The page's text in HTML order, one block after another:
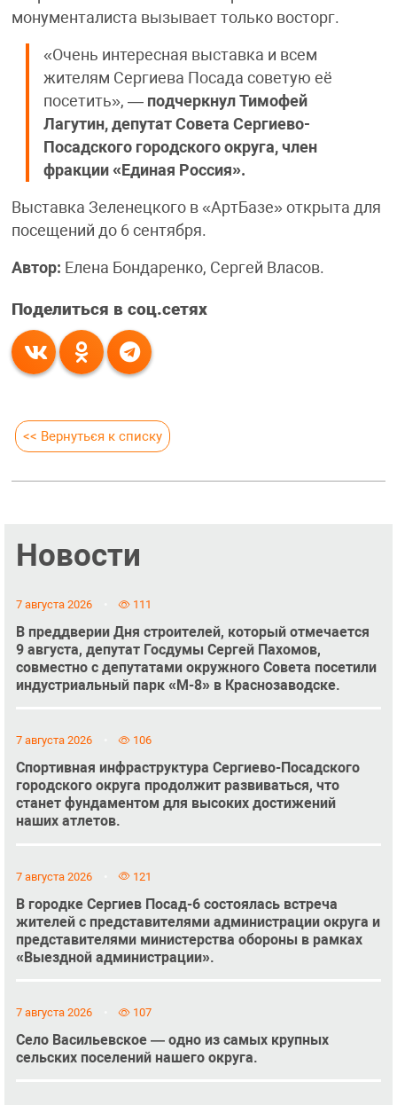
монументалиста вызывает только восторг.
«Очень интересная выставка и всем
жителям Сергиева Посада советую её
посетить», — подчеркнул Тимофей
Лагутин, депутат Совета Сергиево-
Посадского городского округа, член
фракции «Единая Россия».
Выставка Зеленецкого в «АртБазе» открыта для
посещений до 6 сентября.
Автор: Елена Бондаренко, Сергей Власов.
Поделиться в соц.сетях
<< Вернуться к списку
Новости
7 августа 2026 111
В преддверии Дня строителей, который отмечается
9 августа, депутат Госдумы Сергей Пахомов,
совместно с депутатами окружного Совета посетили
индустриальный парк «М-8» в Краснозаводске.
7 августа 2026 106
Спортивная инфраструктура Сергиево-Посадского
городского округа продолжит развиваться, что
станет фундаментом для высоких достижений
наших атлетов.
7 августа 2026 121
В городке Сергиев Посад-6 состоялась встреча
жителей с представителями администрации округа и
представителями министерства обороны в рамках
«Выездной администрации».
7 августа 2026 107
Село Васильевское — одно из самых крупных
сельских поселений нашего округа.